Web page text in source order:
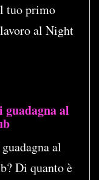
tuo primo
al Night
guadagna al
al
Di quanto è